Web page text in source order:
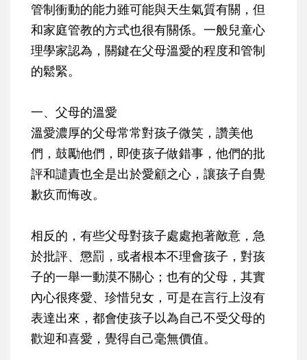
管制衝動的能力雖可能與天生氣質有關，但
和家庭管教的方式也很有關係。一般兒童心
理學家認為，關鍵在父母溫愛的程度和管制
的鬆緊。
一、父母的溫愛
溫愛濃厚的父母常常對孩子微笑，讚美他
們，鼓勵他們，即使孩子做錯事，他們的批
評和譴責也全是出於愛顧之心，讓孩子自覺
歉疚而悔改。
相反的，有些父母對孩子處處抱著敵意，急
於批評、懲罰，或者根本不理會孩子，對孩
子的一舉一動漠不關心；也有的父母，其實
內心很疼愛、珍惜兒女，可是在言行上沒有
表達出來，都會使孩子以為自己不受父母的
歡迎和喜愛，覺得自己毫無價值。